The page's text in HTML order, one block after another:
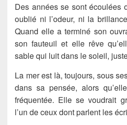
Des années se sont écoulées
oublié ni l’odeur, ni la
Quand elle a terminé son
son fauteuil et elle rêve
sable qui luit dans le soleil,
La mer est là, toujours, sous
dans sa pensée, alors
fréquentée. Elle se voudrait
l’un de ceux dont parlent les